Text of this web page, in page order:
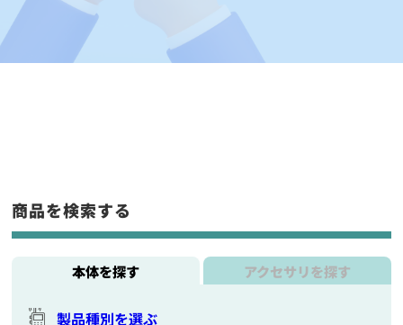
商品を検索する
本体を探す アクセサリを探す
製品種別を選ぶ